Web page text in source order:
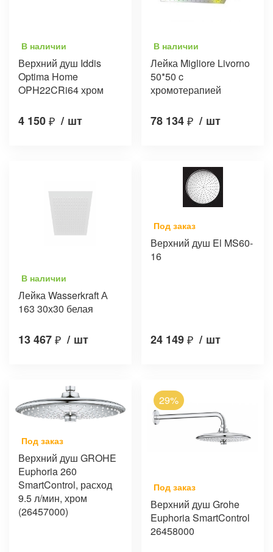
В наличии
Верхний душ Iddis
Optima Home
OPH22CRi64 хром
4 150₽ / шт
В наличии
Лейка Migliore Livorno
50*50 c
хромотерапией
78 134₽ / шт
В наличии
Лейка Wasserkraft А
163 30х30 белая
13 467₽ / шт
Под заказ
Верхний душ El MS60-
16
24 149₽ / шт
Под заказ
Верхний душ GROHE
Euphoria 260
SmartControl, расход
9.5 л/мин, хром
(26457000)
Под заказ
Верхний душ Grohe
Euphoria SmartControl
26458000
29%